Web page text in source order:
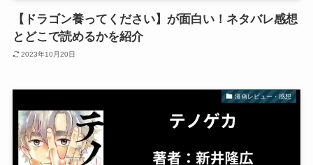
【ドラゴン養ってください】が面白い！ネタバレ感想
とどこで読めるかを紹介
2023年10月20日
漫画レビュー・感想